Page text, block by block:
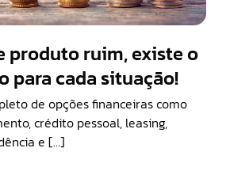
produto ruim, existe o
para cada situação!
de opções financeiras como
crédito pessoal, leasing,
e […]